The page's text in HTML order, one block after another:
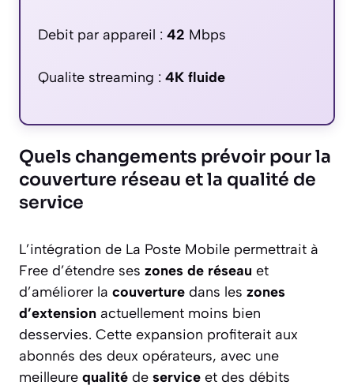
Debit par appareil : 42 Mbps
Qualite streaming : 4K fluide
Quels changements prévoir pour la
couverture réseau et la qualité de
service
L’intégration de La Poste Mobile permettrait à
Free d’étendre ses zones de réseau et
d’améliorer la couverture dans les zones
d’extension actuellement moins bien
desservies. Cette expansion profiterait aux
abonnés des deux opérateurs, avec une
meilleure qualité de service et des débits